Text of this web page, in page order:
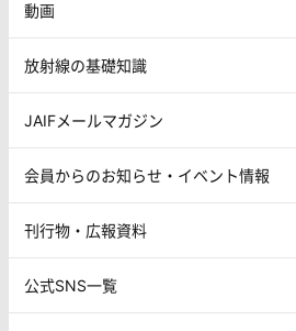
動画
放射線の基礎知識
JAIFメールマガジン
会員からのお知らせ・イベント情報
刊行物・広報資料
公式SNS一覧